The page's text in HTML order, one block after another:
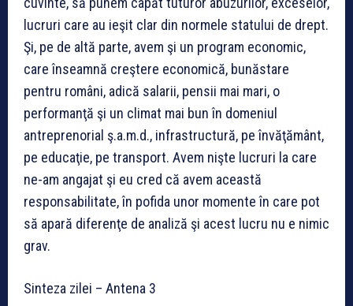
lucruri care au ieşit clar din normele statului de drept.
Şi, pe de altă parte, avem şi un program economic,
care înseamnă creştere economică, bunăstare
pentru români, adică salarii, pensii mai mari, o
performanţă şi un climat mai bun în domeniul
antreprenorial ş.a.m.d., infrastructură, pe învăţământ,
pe educaţie, pe transport. Avem nişte lucruri la care
ne-am angajat şi eu cred că avem această
responsabilitate, în pofida unor momente în care pot
să apară diferenţe de analiză şi acest lucru nu e nimic
grav.
Sinteza zilei – Antena 3